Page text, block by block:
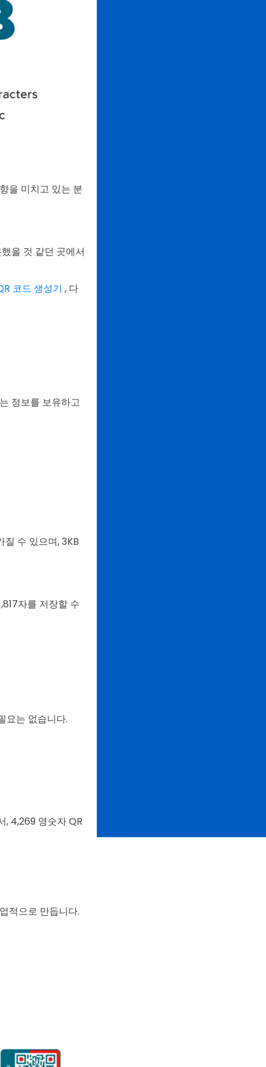
을 미치고 있는 분
을 것 같던 곳에서
코드 생성기 , 다
정보를 보유하고
질 수 있으며, 3KB
자를 저장할 수
요는 없습니다.
, 4,269 영숫자 QR
적으로 만듭니다.